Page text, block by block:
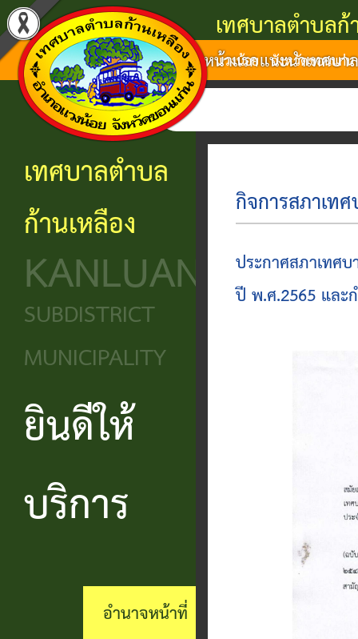
เทศบาลตำบลก้
แวงน้อย จังหวัดขอนแก่น
หน้าแรกแนะนำเทศบา
แนะนำ
เทศบาล
ความ
เป็นมา
ข้อมูล
พื้น
ฐาน
วิสัยทัศน์
และ
ยุทธศาสตร์
อำนาจ
หน้าที่
งาน
บริการ
ประชาชน
บริการ
ประชาชน
ศูนย์ช่วย
ประชาชน
แบบ
ฟอร์ม
ต่างๆ
แบบสอบถาม
โครงสร้าง
องค์กร
เทศบาล
โครงสร้าง
นิติบัญญัติ
โครงสร้าง
บริหาร
โครงสร้าง
ส่วน
ราชการ
สำนัก
ศูนย์
ข้อมูล
ข่าวสาร
และ
แผน
งาน
ข้อมูล
ข่าวสาร
สถานะ
ทางการ
ประชาชน
ติดต่อ
ข้อมูล
ติดต่อ
แจ้ง
ความ
เดือด
ร้อน
ร้อง
ร้อง
ทุกข์
กระดาน
สนทนา
เทศบาลตำบล
ก้านเหลือง
KANLUANG
SUBDISTRICT
MUNICIPALITY
ยินดีให้
บริการ
อำนาจหน้าที่
กิจการสภาเท
ประกาศสภาเทศ
ปี พ.ศ.2565 และ